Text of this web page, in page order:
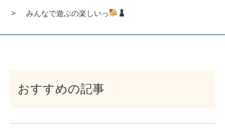
みんなで遊ぶの楽しいっ
おすすめの記事